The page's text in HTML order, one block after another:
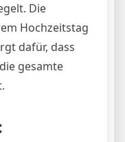
Die
Hochzeitstag
dafür, dass
gesamte